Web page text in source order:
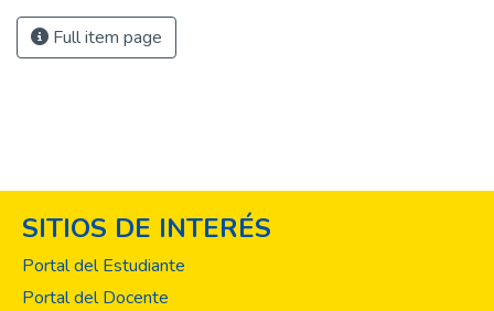
Full item page
SITIOS DE INTERÉS
Portal del Estudiante
Portal del Docente